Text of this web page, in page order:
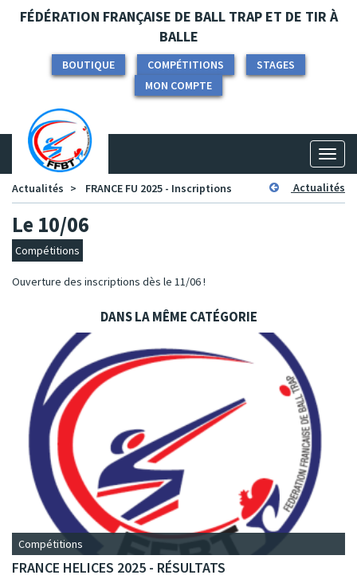
Panneau de gestion des cookies
FÉDÉRATION FRANÇAISE DE BALL TRAP ET DE TIR À
BALLE
BOUTIQUE COMPÉTITIONS
STAGES
MON COMPTE
Actualités
FRANCE FU 2025 - Inscriptions Actualités
Le 10/06
Compétitions
Ouverture des inscriptions dès le 11/06 !
DANS LA MÊME CATÉGORIE
Compétitions
FRANCE HELICES 2025 - RÉSULTATS